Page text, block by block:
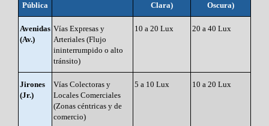
Pública
Clara)
Oscura)
Avenidas
(Av.)
Vías Expresas y
Arteriales (Flujo
ininterrumpido o alto
tránsito)
10 a 20 Lux 20 a 40 Lux
Jirones
(Jr.)
Vías Colectoras y
Locales Comerciales
(Zonas céntricas y de
comercio)
5 a 10 Lux 10 a 20 Lux